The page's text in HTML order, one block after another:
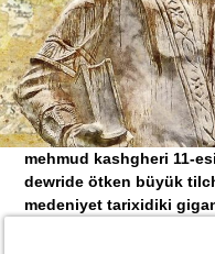
mehmud kashgheri 11-
dewride ötken büyük
medeniyet tarixidiki